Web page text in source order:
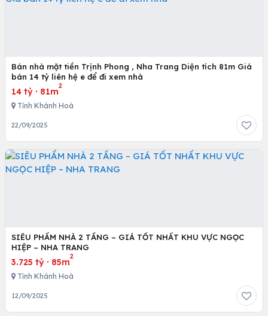
Bán nhà mặt tiền Trịnh Phong , Nha Trang Diện tích 81m Giá
bán 14 tỷ liên hệ e để đi xem nhà
14 tỷ · 81m
2
Tỉnh Khánh Hoà
22/09/2025
SIÊU PHẨM NHÀ 2 TẦNG – GIÁ TỐT NHẤT KHU VỰC NGỌC
HIỆP – NHA TRANG
3.725 tỷ · 85m
2
Tỉnh Khánh Hoà
12/09/2025